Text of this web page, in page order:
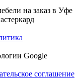
на заказ в Уфе
Google
соглашение